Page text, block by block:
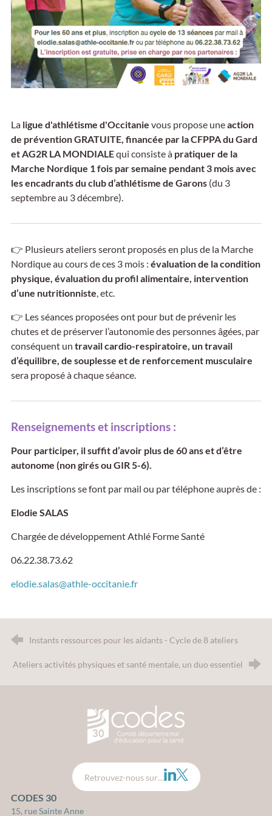
La ligue d'athlétisme d'Occitanie vous propose uneaction
de prévention GRATUITE, financée par la CFPPA du Gard
et AG2R LA MONDIALEqui consiste à pratiquer de la
Marche Nordique 1 fois par semaine pendant 3 mois avec
les encadrants du club d’athlétisme de Garons (du 3
septembre au 3 décembre).
👉 Plusieurs ateliers seront proposés en plus de la Marche
Nordique au cours de ces 3 mois : évaluation de la condition
physique, évaluation du profil alimentaire, intervention
d’une nutritionniste , etc.
👉 Les séances proposées ont pour but de prévenir les
chutes et de préserver l’autonomie des personnes âgées, par
conséquent un travail cardio-respiratoire, un travail
d’équilibre, de souplesse et de renforcement musculaire
sera proposé à chaque séance.
Renseignements et inscriptions :
Pour participer, il suffit d’avoir plus de 60 ans et d’être
autonome (non girés ou GIR 5-6).
Les inscriptions se font par mail ou par téléphone auprès de :
Elodie SALAS
Chargée de développement Athlé Forme Santé
06.22.38.73.62
elodie.salas@athle-occitanie.fr
Instants ressources pour les aidants - Cycle de 8 ateliers
Ateliers activités physiques et santé mentale, un duo essentiel
CODES 30 - Comité
Retrouvez-nous sur… LinkedIn
Twitter
CODES 30
15, rue Sainte Anne